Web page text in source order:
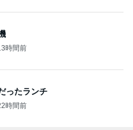
時間前
ったランチ
時間前